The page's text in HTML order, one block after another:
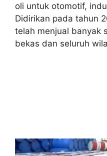
oli untuk otomotif,
Didirikan pada tahun
telah menjual banyak
bekas dan seluruh